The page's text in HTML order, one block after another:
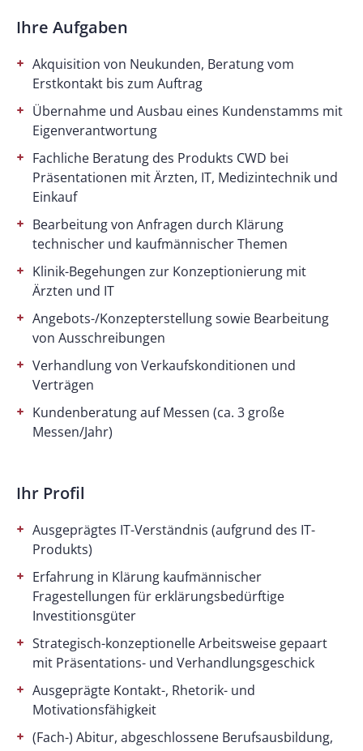
Ihre Aufgaben
Akquisition von Neukunden, Beratung vom
Erstkontakt bis zum Auftrag
Übernahme und Ausbau eines Kundenstamms mit
Eigenverantwortung
Fachliche Beratung des Produkts CWD bei
Präsentationen mit Ärzten, IT, Medizintechnik und
Einkauf
Bearbeitung von Anfragen durch Klärung
technischer und kaufmännischer Themen
Klinik-Begehungen zur Konzeptionierung mit
Ärzten und IT
Angebots-/Konzepterstellung sowie Bearbeitung
von Ausschreibungen
Verhandlung von Verkaufskonditionen und
Verträgen
Kundenberatung auf Messen (ca. 3 große
Messen/Jahr)
Ihr Profil
Ausgeprägtes IT-Verständnis (aufgrund des IT-
Produkts)
Erfahrung in Klärung kaufmännischer
Fragestellungen für erklärungsbedürftige
Investitionsgüter
Strategisch-konzeptionelle Arbeitsweise gepaart
mit Präsentations- und Verhandlungsgeschick
Ausgeprägte Kontakt-, Rhetorik- und
Motivationsfähigkeit
(Fach-) Abitur, abgeschlossene Berufsausbildung,